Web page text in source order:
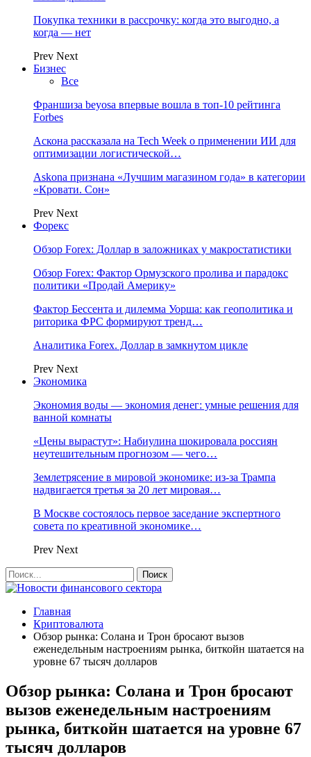
Покупка техники в рассрочку: когда это выгодно, а
когда — нет
Prev Next
Бизнес
Все
Франшиза beyosa впервые вошла в топ-10 рейтинга
Forbes
Аскона рассказала на Tech Week о применении ИИ для
оптимизации логистической…
Askona признана «Лучшим магазином года» в категории
«Кровати. Сон»
Prev Next
Форекс
Обзор Forex: Доллар в заложниках у макростатистики
Обзор Forex: Фактор Ормузского пролива и парадокс
политики «Продай Америку»
Фактор Бессента и дилемма Уорша: как геополитика и
риторика ФРС формируют тренд…
Аналитика Forex. Доллар в замкнутом цикле
Prev Next
Экономика
Экономия воды — экономия денег: умные решения для
ванной комнаты
«Цены вырастут»: Набиулина шокировала россиян
неутешительным прогнозом — чего…
Землетрясение в мировой экономике: из-за Трампа
надвигается третья за 20 лет мировая…
В Москве состоялось первое заседание экспертного
совета по креативной экономике…
Prev Next
Главная
Криптовалюта
Обзор рынка: Солана и Трон бросают вызов
еженедельным настроениям рынка, биткойн шатается на
уровне 67 тысяч долларов
Обзор рынка: Солана и Трон бросают
вызов еженедельным настроениям
рынка, биткойн шатается на уровне 67
тысяч долларов